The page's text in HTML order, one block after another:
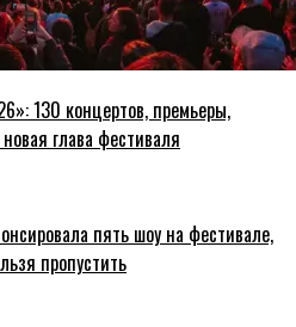
130 концертов, премьеры,
глава фестиваля
пять шоу на фестивале,
пропустить